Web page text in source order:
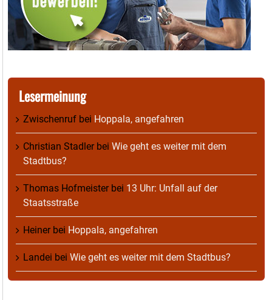
Lesermeinung
Zwischenruf bei Hoppala, angefahren
Christian Stadlerbei Wie geht es weiter mit dem
Stadtbus?
Thomas Hofmeisterbei 13 Uhr: Unfall auf der
Staatsstraße
Heinerbei Hoppala, angefahren
Landei bei Wie geht es weiter mit dem Stadtbus?